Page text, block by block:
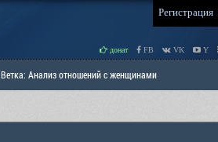
Регистрация
донат FB VK Y
Ветка: Анализ отношений с женщинами